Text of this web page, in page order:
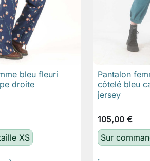
rapide
bleu fleuri
droite
XS

Pantalon
côtelé bleu
jersey
105,00 €
Sur